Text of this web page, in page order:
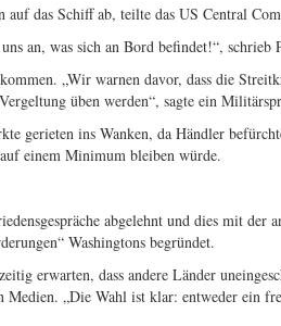
das Schiff ab, teilte das US Central
an, was sich an Bord befindet!“, schrieb
„Wir warnen davor, dass die
üben werden“, sagte ein
gerieten ins Wanken, da Händler
einem Minimum bleiben würde.
abgelehnt und dies mit der
Washingtons begründet.
erwarten, dass andere Länder
Medien. „Die Wahl ist klar: entweder ein